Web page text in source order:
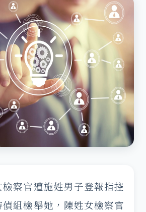
察官遭施姓男子登報指控
組檢舉她，陳姓女檢察官